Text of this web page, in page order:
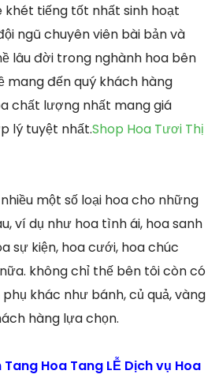
khét tiếng tốt nhất sinh hoạt
ngũ chuyên viên bài bản và
lâu đời trong nghành hoa bên
mang đến quý khách hàng
chất lượng nhất mang giá
lý tuyệt nhất.Shop Hoa Tươi Thị
một số loại hoa cho những
ví dụ như hoa tình ái, hoa sanh
sự kiện, hoa cưới, hoa chúc
không chỉ thế bên tôi còn có
khác như bánh, củ quả, vàng
hàng lựa chọn.
Hoa Tang LỄ Dịch vụ Hoa